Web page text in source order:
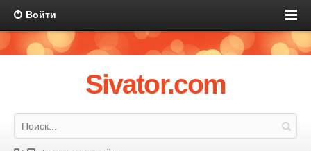
Войти
Sivator.com